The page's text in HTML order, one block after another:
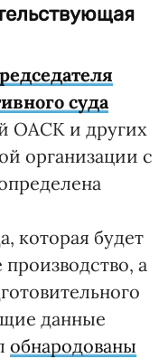
суда
ОАСК и других
организации с
которая будет
а
данные
обнародованы